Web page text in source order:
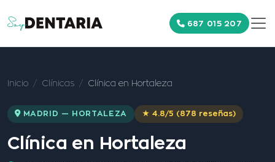
687 015 207
Inicio Clínicas Clínica en Hortaleza
MADRID — HORTALEZA ★ 4.8/5 (878 reseñas)
Clínica en Hortaleza